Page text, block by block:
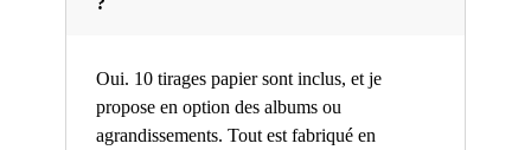
Oui. 10 tirages papier sont inclus, et je
propose en option des albums ou
agrandissements. Tout est fabriqué en